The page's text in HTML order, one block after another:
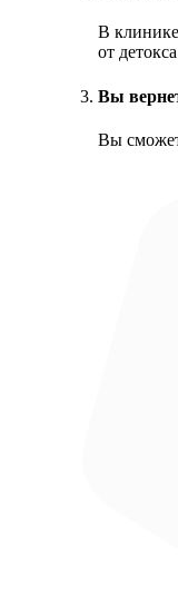
В
от
Вы
Вы